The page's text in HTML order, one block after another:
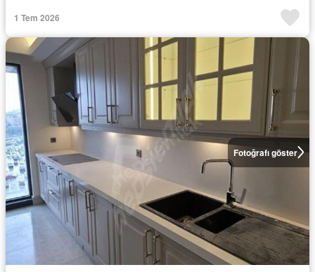
1 Tem 2026
Fotoğrafı göster